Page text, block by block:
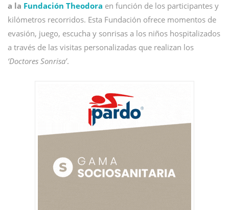
a la Fundación Theodora en función de los participantes y
kilómetros recorridos. Esta Fundación ofrece momentos de
evasión, juego, escucha y sonrisas a los niños hospitalizados
a través de las visitas personalizadas que realizan los
‘Doctores Sonrisa’.